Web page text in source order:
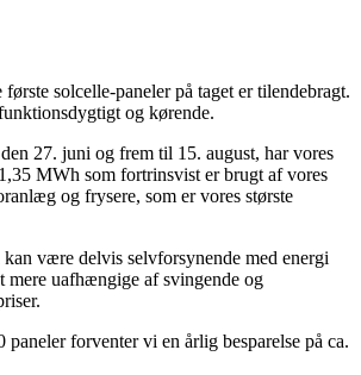
solcelle-paneler på taget er tilendebragt.
og kørende.
27. juni og frem til 15. august, har vores
MWh som fortrinsvist er brugt af vores
og frysere, som er vores største
være delvis selvforsynende med energi
mere uafhængige af svingende og
forventer vi en årlig besparelse på ca.